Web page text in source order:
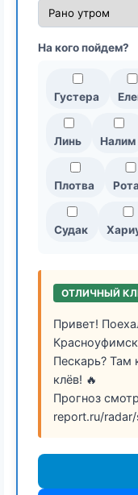
На кого пойдем?
Густера
Линь Налим
Плотва
Судак
ОТЛИЧНЫЙ
Привет!
Пескарь? Там
клёв! 🔥
Прогноз
report.ru/